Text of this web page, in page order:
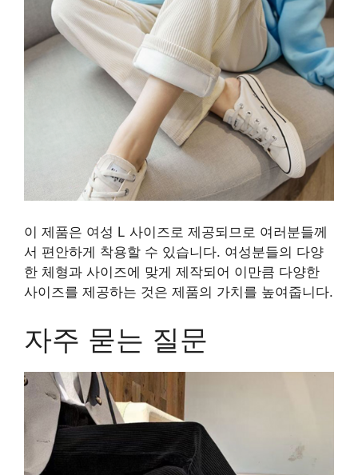
이 제품은 여성 L 사이즈로 제공되므로 여러분들께
서 편안하게 착용할 수 있습니다. 여성분들의 다양
한 체형과 사이즈에 맞게 제작되어 이만큼 다양한
사이즈를 제공하는 것은 제품의 가치를 높여줍니다.
자주 묻는 질문